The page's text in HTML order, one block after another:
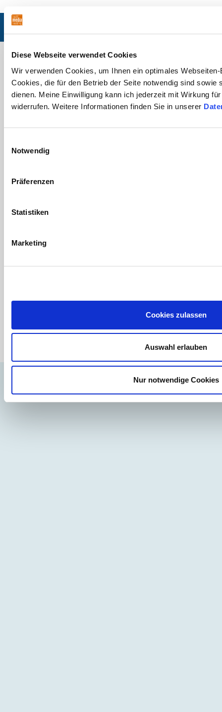
Diese Webseite verwendet Cookies
Wir verwenden Cookies, um Ihnen ein optimales
Cookies, die für den Betrieb der Seite notwendig sind sowie
dienen. Meine Einwilligung kann ich jederzeit mit Wirkung
widerrufen. Weitere Informationen finden Sie in unserer
Notwendig
Präferenzen
Statistiken
Marketing
Cookies zulassen
Auswahl erlauben
Nur notwendige Cookies
© 2026 multimediamobile
Aktuelle Workshops
Ansprechpartner/in
multimediamobil Region Südost
Wehrstraße 29, 38226 Salzgitter
Telefon: 05341 - 7905439
Eine Einrichtung der Niedersächsischen Landesmedienanstalt (NLM)